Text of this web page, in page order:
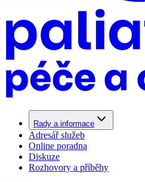
Rady a informace
Adresář služeb
Online poradna
Diskuze
Rozhovory a příběhy